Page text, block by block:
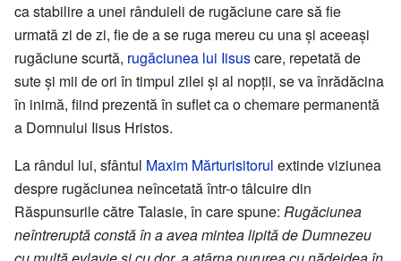
ca stabilire a unei rânduieli de rugăciune care să fie
urmată zi de zi, fie de a se ruga mereu cu una și aceeași
rugăciune scurtă, rugăciunea lui Iisuscare, repetată de
sute și mii de ori în timpul zilei și al nopții, se va înrădăcina
în inimă, fiind prezentă în suflet ca o chemare permanentă
a Domnului Iisus Hristos.
La rândul lui, sfântul Maxim Mărturisitorul extinde viziunea
despre rugăciunea neîncetată într-o tâlcuire din
Răspunsurile către Talasie, în care spune: Rugăciunea
neîntreruptă constă în a avea mintea lipită de Dumnezeu